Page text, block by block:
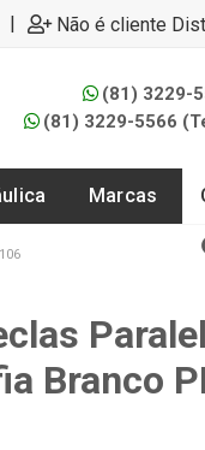
| Não é cliente
(81) 3229-
(81) 3229-5566
Marcas
Branco